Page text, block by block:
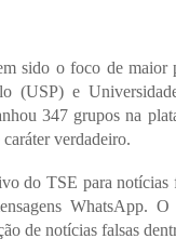
sido o foco de maior
(USP) e
347 grupos na
verdadeiro.
do TSE para notícias
WhatsApp.
de notícias falsas